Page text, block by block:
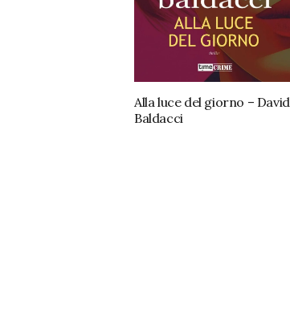
Alla luce del giorno – David
Baldacci